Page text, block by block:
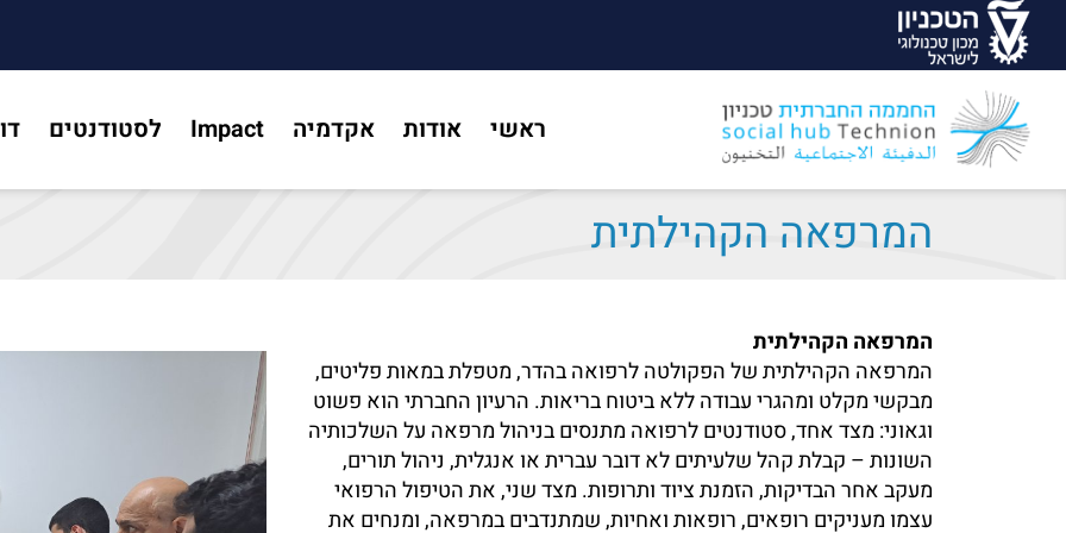
ראשי אודות אקדמיה Impact לסטודנטים
המרפאה הקהילתית
המרפאה הקהילתית
המרפאה הקהילתית של הפקולטה לרפואה בהדר, מטפלת במאות פליטים,
מבקשי מקלט ומהגרי עבודה ללא ביטוח בריאות. הרעיון החברתי הוא פשוט
וגאוני: מצד אחד, סטודנטים לרפואה מתנסים בניהול מרפאה על השלכותיה
השונות – קבלת קהל שלעיתים לא דובר עברית או אנגלית, ניהול תורים,
מעקב אחר הבדיקות, הזמנת ציוד ותרופות. מצד שני, את הטיפול הרפואי
עצמו מעניקים רופאים, רופאות ואחיות, שמתנדבים במרפאה, ומנחים את